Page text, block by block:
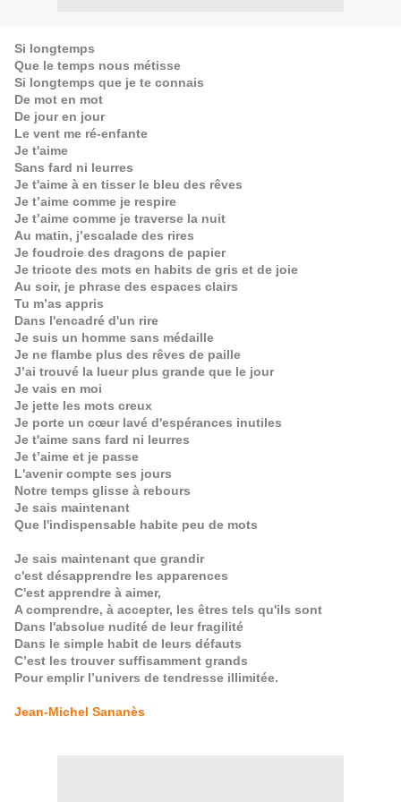
Si longtemps
Que le temps nous métisse
Si longtemps que je te connais
De mot en mot
De jour en jour
Le vent me ré-enfante
Je t'aime
Sans fard ni leurres
Je t'aime à en tisser le bleu des rêves
Je t’aime comme je respire
Je t’aime comme je traverse la nuit
Au matin, j’escalade des rires
Je foudroie des dragons de papier
Je tricote des mots en habits de gris et de joie
Au soir, je phrase des espaces clairs
Tu m’as appris
Dans l'encadré d'un rire
Je suis un homme sans médaille
Je ne flambe plus des rêves de paille
J’ai trouvé la lueur plus grande que le jour
Je vais en moi
Je jette les mots creux
Je porte un cœur lavé d'espérances inutiles
Je t'aime sans fard ni leurres
Je t’aime et je passe
L'avenir compte ses jours
Notre temps glisse à rebours
Je sais maintenant
Que l'indispensable habite peu de mots
Je sais maintenant que grandir
c'est désapprendre les apparences
C'est apprendre à aimer,
A comprendre, à accepter, les êtres tels qu'ils sont
Dans l'absolue nudité de leur fragilité
Dans le simple habit de leurs défauts
C’est les trouver suffisamment grands
Pour emplir l’univers de tendresse illimitée.
Jean-Michel Sananès